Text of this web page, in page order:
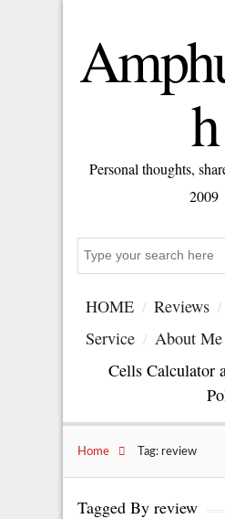
h
Personal thoughts,
2009
HOME Reviews
Service
About Me
Cells Calculator
Home Tag: review
Tagged By review